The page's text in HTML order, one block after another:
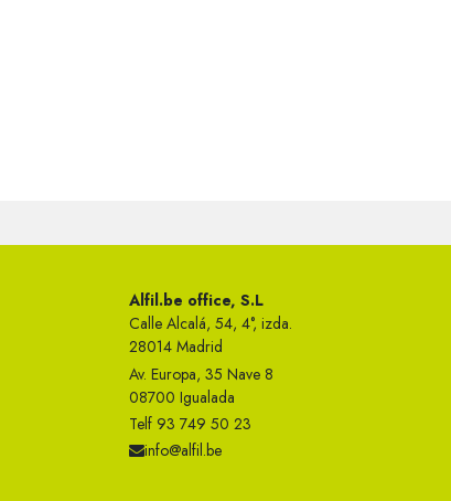
Alfil.be office, S.L
Calle Alcalá, 54, 4°, izda.
28014 Madrid
Av. Europa, 35 Nave 8
08700 Igualada
Telf 93 749 50 23
info@alfil.be